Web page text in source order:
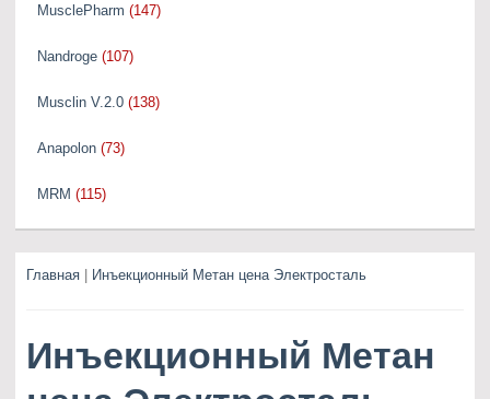
MusclePharm (147)
Nandroge (107)
Musclin V.2.0 (138)
Anapolon (73)
MRM (115)
Главная Инъекционный Метан цена Электросталь
Инъекционный Метан